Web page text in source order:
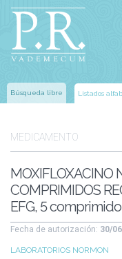
Búsqueda libre Listados
MEDICAMENTO
MOXIFLOXACINO
COMPRIMIDOS
EFG, 5
Fecha de autorización: 30/
LABORATORIOS NORMON